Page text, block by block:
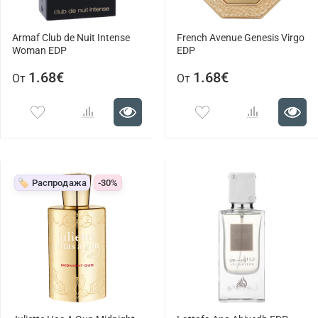
Armaf Club de Nuit Intense
Woman EDP
От 1.68€
French Avenue Genesis Virgo
EDP
От 1.68€
🏷️ Распродажа -30%